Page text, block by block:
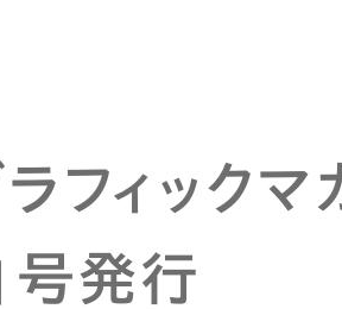
ラフィック
号発行